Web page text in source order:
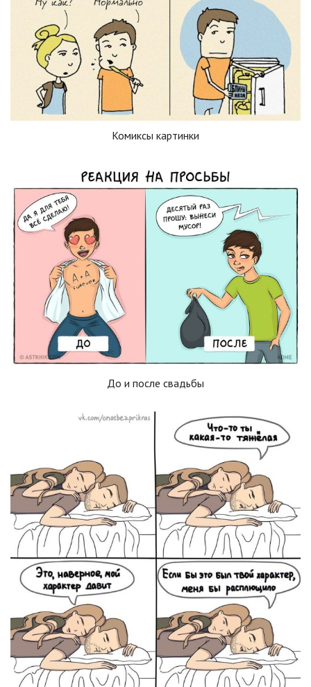
Комиксы картинки
До и после свадьбы